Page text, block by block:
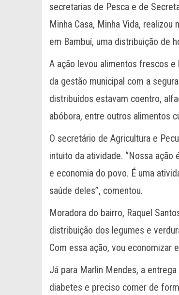
secretarias de Pesca e de
Minha Casa, Minha Vida,
em Bambuí, uma distribuição de
A ação levou alimentos frescos
da gestão municipal com a
distribuídos estavam coentro,
abóbora, entre outros alimentos
O secretário de Agricultura e
intuito da atividade. “Nossa ação
e economia do povo. É uma
saúde deles”, comentou.
Moradora do bairro, Raquel
distribuição dos legumes e
Com essa ação, vou economizar
Já para Marlin Mendes, a
diabetes e preciso comer de